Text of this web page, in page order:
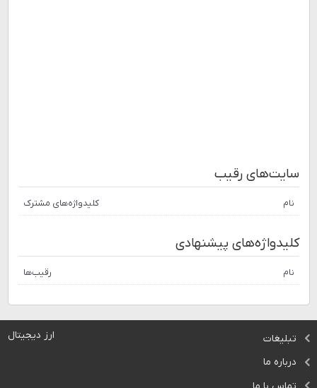
سایت‌های رقیب
نام کلیدواژه‌های مشترک
کلیدواژه‌های پیشنهادی
نام رقیب‌ها
ارز دیجیتال
تبلیغات
درباره ما